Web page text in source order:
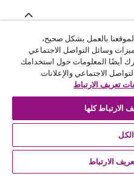
© 2008-2026 vidaXL - ar.vidaxl.ae هو موقع تابع لشركة vidaXL
بالعمل بشكل صحيح،
وسائل التواصل الاجتماعي
أيضًا المعلومات حول استخدامك
الاجتماعي والإعلانات
تعريف الارتباط
الارتباط كلها
الارتباط